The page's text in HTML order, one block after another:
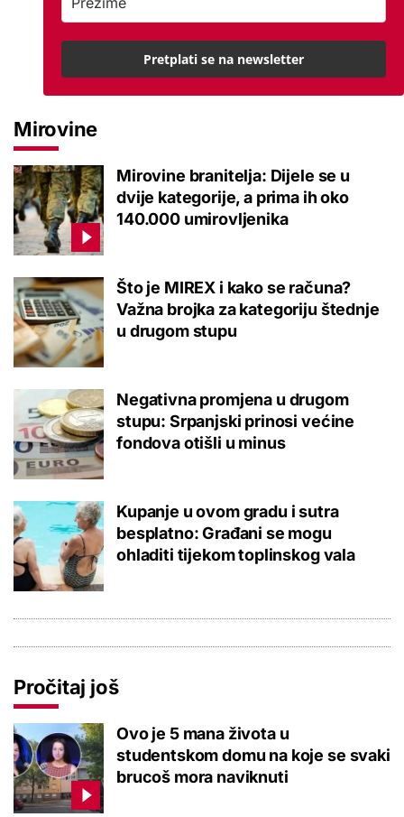
Mirovine
Mirovine branitelja: Dijele se u
dvije kategorije, a prima ih oko
140.000 umirovljenika
Što je MIREX i kako se računa?
Važna brojka za kategoriju štednje
u drugom stupu
Negativna promjena u drugom
stupu: Srpanjski prinosi većine
fondova otišli u minus
Kupanje u ovom gradu i sutra
besplatno: Građani se mogu
ohladiti tijekom toplinskog vala
Pročitaj još
Ovo je 5 mana života u
studentskom domu na koje se svaki
brucoš mora naviknuti
Pretplati se na newsletter